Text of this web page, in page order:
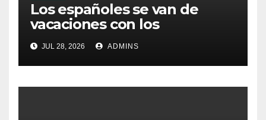
Los españoles se van de
vacaciones con los
carburantes hasta un 21%
más caros que el año pasado
y los hoteles disparados
JUL 28, 2026 ADMINS